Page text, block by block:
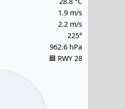
1.9 m/s
2.2 m/s
225°
962.6 hPa
🟦 RWY 28